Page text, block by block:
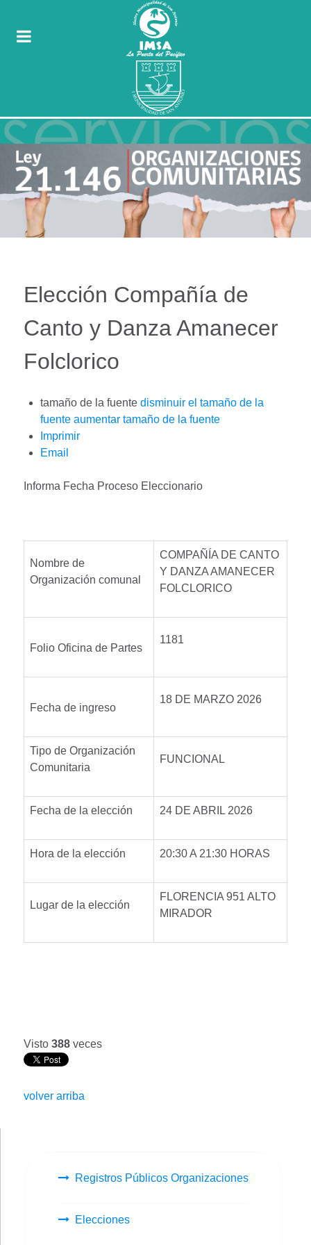
Elección Compañía de
Canto y Danza Amanecer
Folclorico
tamaño de la fuente disminuir el tamaño de la
fuente aumentar tamaño de la fuente
Imprimir
Email
Informa Fecha Proceso Eleccionario
Nombre de
Organización comunal
COMPAÑÍA DE CANTO
Y DANZA AMANECER
FOLCLORICO
Folio Oficina de Partes
1181
Fecha de ingreso
18 DE MARZO 2026
Tipo de Organización
Comunitaria
FUNCIONAL
Fecha de la elección 24 DE ABRIL 2026
Hora de la elección 20:30 A 21:30 HORAS
Lugar de la elección
FLORENCIA 951 ALTO
MIRADOR
Visto 388 veces
volver arriba
Registros Públicos Organizaciones
Elecciones